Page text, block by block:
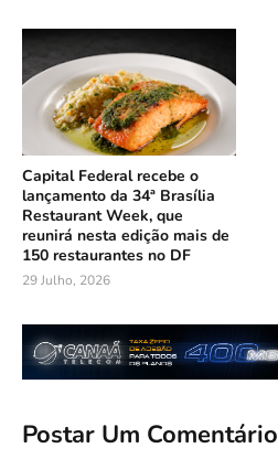
Capital Federal recebe o
lançamento da 34ª Brasília
Restaurant Week, que
reunirá nesta edição mais de
150 restaurantes no DF
29 Julho, 2026
Postar Um Comentário